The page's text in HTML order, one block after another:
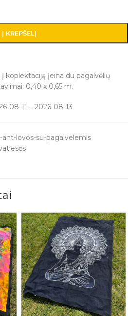
Į KREPŠELĮ
koplektaciją įeina du pagalvėlių
0,40 x 0,65 m.
08-11 – 2026-08-13
ant-lovos-su-pagalvelemis